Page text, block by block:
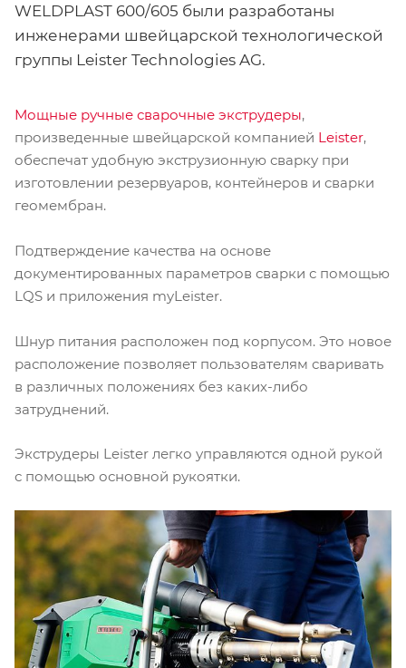
WELDPLAST 600/605 были разработаны
инженерами швейцарской технологической
группы Leister Technologies AG.
Мощные ручные сварочные экструдеры,
произведенные швейцарской компанией Leister,
обеспечат удобную экструзионную сварку при
изготовлении резервуаров, контейнеров и сварки
геомембран.
Подтверждение качества на основе
документированных параметров сварки с помощью
LQS и приложения myLeister.
Шнур питания расположен под корпусом. Это новое
расположение позволяет пользователям сваривать
в различных положениях без каких-либо
затруднений.
Экструдеры Leister легко управляются одной рукой
с помощью основной рукоятки.